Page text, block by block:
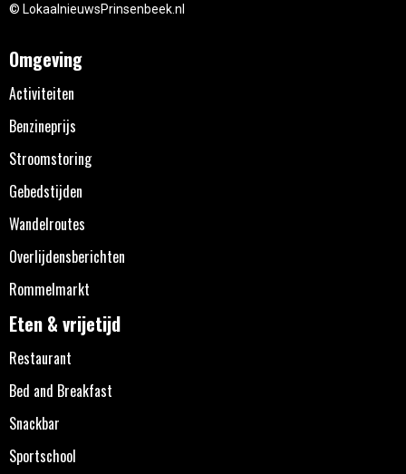
© LokaalnieuwsPrinsenbeek.nl
Omgeving
Activiteiten
Benzineprijs
Stroomstoring
Gebedstijden
Wandelroutes
Overlijdensberichten
Rommelmarkt
Eten & vrijetijd
Restaurant
Bed and Breakfast
Snackbar
Sportschool